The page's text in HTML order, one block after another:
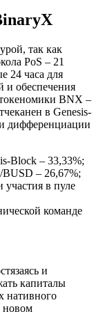
так как
PoS – 21
24 часа для
и обеспечения
BNX –
в Genesis-
дифференциации
Block – 33,33%;
– 26,67%;
участия в пуле
команде
и
капиталы
нативного
новом